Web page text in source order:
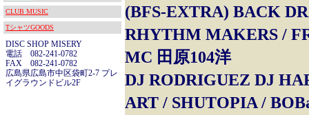
CLUB MUSIC
TシャツGOODS
DISC SHOP MISERY
電話 082-241-0782
FAX 082-241-0782
広島県広島市中区袋町2-7 プレ
イグラウンドビル2F
(BFS-EXTRA) BACK
RHYTHM MAKERS /
MC 田原104洋
DJ RODRIGUEZ DJ
ART / SHUTOPIA /